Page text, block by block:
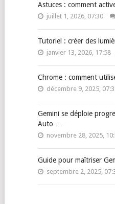
Astuces : comment
juillet 1, 2026, 07:30
Tutoriel : créer des
janvier 13, 2026, 17:58
Chrome : comment
décembre 9, 2025,
Gemini se déploie
Auto …
novembre 28, 2025,
Guide pour maîtriser
septembre 2, 2025,